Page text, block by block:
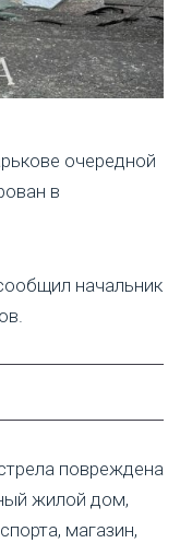
очередной
в
начальник
повреждена
жилой дом,
магазин,